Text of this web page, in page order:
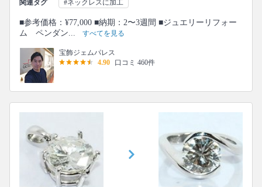
関連タグ #ネックレスに加工
■参考価格：¥77,000 ■納期：2〜3週間 ■ジュエリーリフォー
ム ペンダン...
すべてを見る
宝飾ジェムパレス
4.90
口コミ 460件